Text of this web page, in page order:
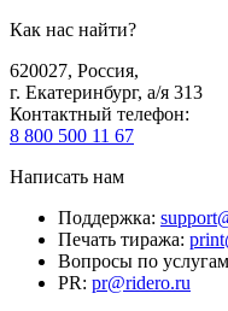
Как нас найти?
620027, Россия,
г. Екатеринбург, а/я 313
Контактный телефон:
8 800 500 11 67
Написать нам
Поддержка:
Печать тиража:
Вопросы по услугам
PR: pr@ridero.ru